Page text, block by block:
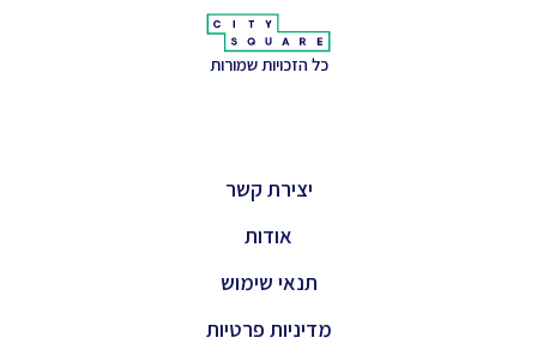
כל הזכויות שמורות
יצירת קשר
אודות
תנאי שימוש
מדיניות פרטיות